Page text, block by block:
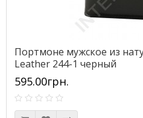
Портмоне мужское из
Leather 244-1 черный
595.00грн.